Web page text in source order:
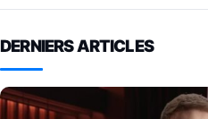
DERNIERS ARTICLES